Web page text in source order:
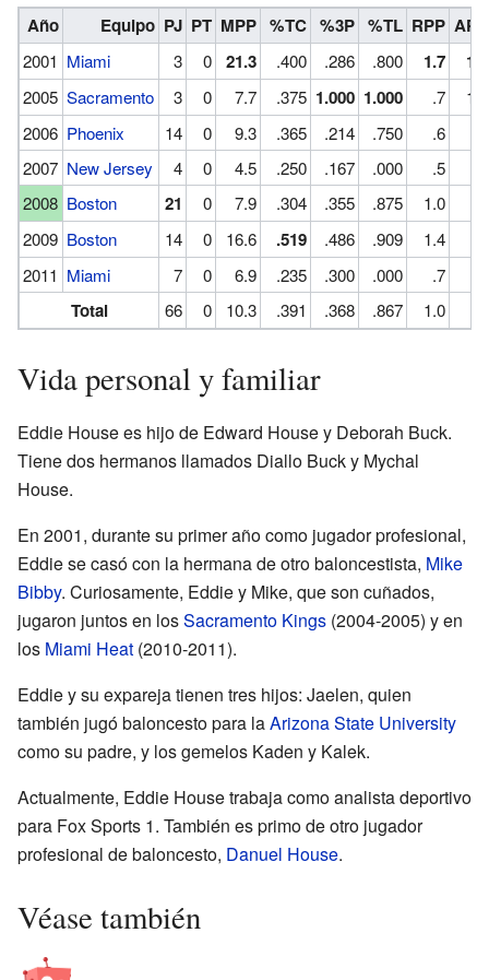
Año Equipo PJ PT MPP %TC %3P %TL RPP APP
2001 Miami 3 0 21.3 .400 .286 .800 1.7 1.7
2005 Sacramento 3 0 7.7 .375 1.000 1.000 .7
1.3
2006 Phoenix 14 0 9.3 .365 .214 .750 .6
2007 New Jersey 4 0 4.5 .250 .167 .000 .5
2008 Boston 21 0 7.9 .304 .355 .875 1.0
2009 Boston 14 0 16.6 .519 .486 .909 1.4
2011 Miami 7 0 6.9 .235 .300 .000 .7
Total 66 0 10.3 .391 .368 .867 1.0
Vida personal y familiar
Eddie House es hijo de Edward House y Deborah Buck.
Tiene dos hermanos llamados Diallo Buck y Mychal
House.
En 2001, durante su primer año como jugador profesional,
Eddie se casó con la hermana de otro baloncestista, Mike
Bibby. Curiosamente, Eddie y Mike, que son cuñados,
jugaron juntos en losSacramento Kings (2004-2005) y en
los Miami Heat (2010-2011).
Eddie y su expareja tienen tres hijos: Jaelen, quien
también jugó baloncesto para laArizona State University
como su padre, y los gemelos Kaden y Kalek.
Actualmente, Eddie House trabaja como analista deportivo
para Fox Sports 1. También es primo de otro jugador
profesional de baloncesto, Danuel House.
Véase también